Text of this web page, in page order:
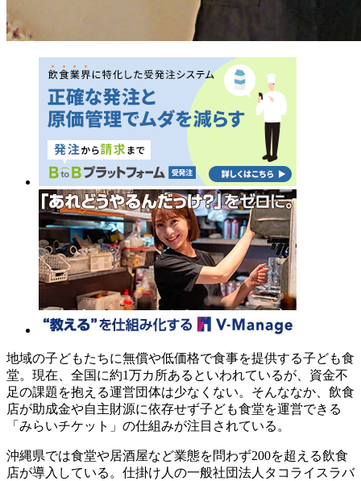
地域の子どもたちに無償や低価格で食事を提供する子ども食
堂。現在、全国に約1万カ所あるといわれているが、資金不
足の課題を抱える運営団体は少なくない。そんななか、飲食
店が助成金や自主財源に依存せず子ども食堂を運営できる
「みらいチケット」の仕組みが注目されている。
沖縄県では食堂や居酒屋など業態を問わず200を超える飲食
店が導入している。仕掛け人の一般社団法人タコライスラバ